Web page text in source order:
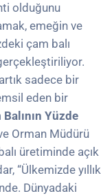
olduğunu
emeğin ve
çam balı
sadece bir
eden bir
Yüzde
Orman Müdürü
üretiminde açık
“Ülkemizde yıllık
Dünyadaki